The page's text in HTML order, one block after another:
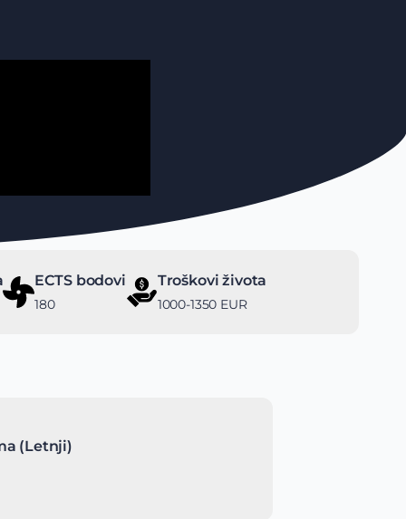
ECTS bodovi
180
Troškovi života
1000-1350 EUR
(Letnji)